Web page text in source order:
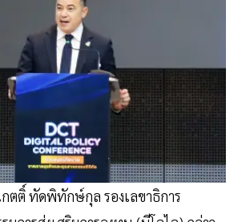
ตติ์ ทัดพิทักษ์กุล รองเลขาธิการ